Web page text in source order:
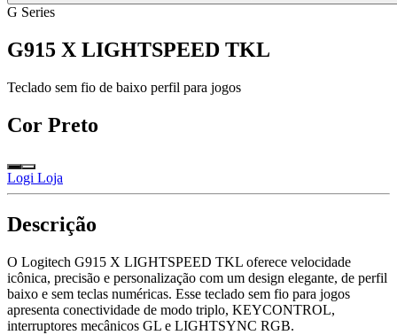
G Series
G915 X LIGHTSPEED TKL
Teclado sem fio de baixo perfil para jogos
Cor Preto
Logi Loja
Descrição
O Logitech G915 X LIGHTSPEED TKL oferece velocidade
icônica, precisão e personalização com um design elegante, de perfil
baixo e sem teclas numéricas. Esse teclado sem fio para jogos
apresenta conectividade de modo triplo, KEYCONTROL,
interruptores mecânicos GL e LIGHTSYNC RGB.